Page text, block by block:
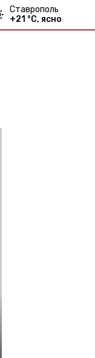
Ставрополь
+21 °С, ясно